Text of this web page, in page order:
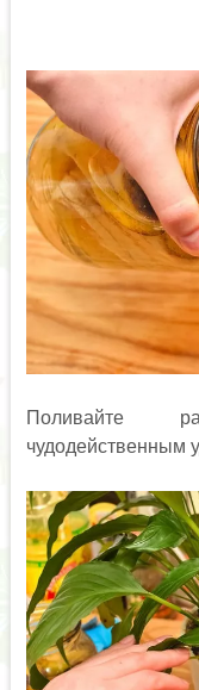
Поливайте
чудодейственным